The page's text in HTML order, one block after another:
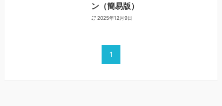
ン（簡易版）
2025年12月9日
1